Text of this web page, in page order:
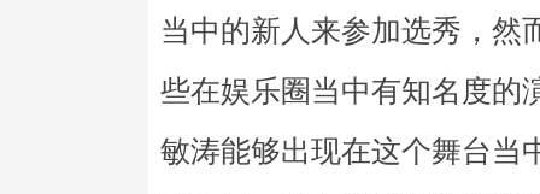
当中的新人来参加选秀，然
些在娱乐圈当中有知名度的
敏涛能够出现在这个舞台当